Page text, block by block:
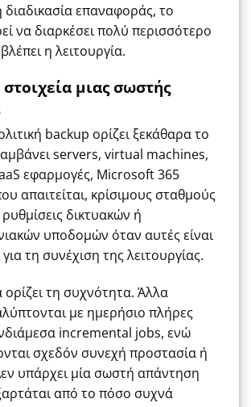
διαδικασία επαναφοράς, το
να διαρκέσει πολύ περισσότερο
η λειτουργία.
μιας σωστής
backup ορίζει ξεκάθαρα το
servers, virtual machines,
εφαρμογές, Microsoft 365
απαιτείται, κρίσιμους σταθμούς
δικτυακών ή
υποδομών όταν αυτές είναι
τη συνέχιση της λειτουργίας.
ορίζει τη συχνότητα. Άλλα
με ημερήσιο πλήρες
incremental jobs, ενώ
σχεδόν συνεχή προστασία ή
υπάρχει μία σωστή απάντηση
από το πόσο συχνά